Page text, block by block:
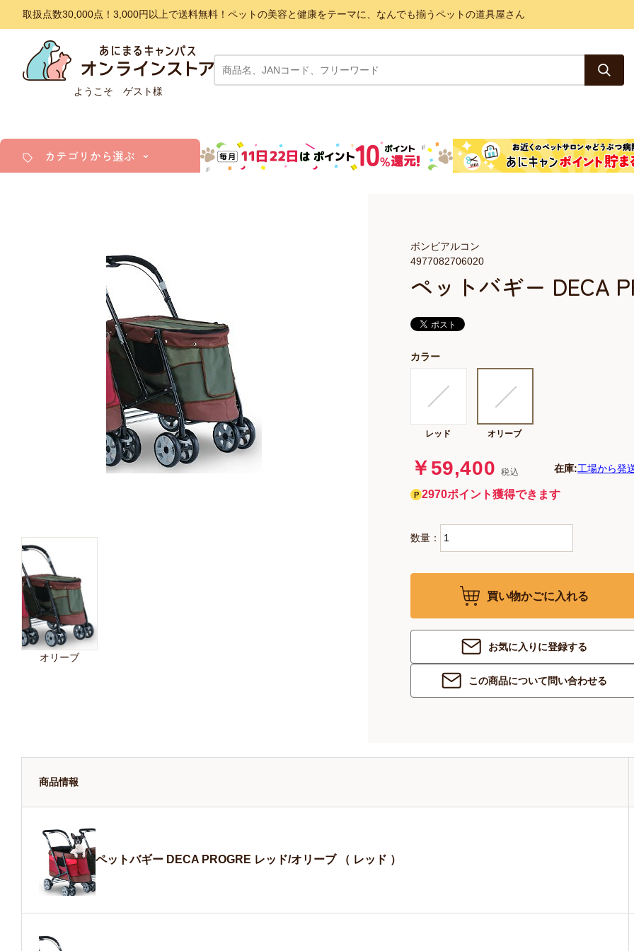
取扱点数30,000点！3,000円以上で送料無料！ペットの美容と健康をテーマに、なんでも揃うペットの道具屋さん
ようこそ ゲスト様
カテゴリから選ぶ
アクア・爬虫類・昆虫
キャットフード
美容・ケア用品
服・おさんぽ用品
日用品（デイリー）
シニアサポート
オリーブ
ペットバギー DECA
4977082706020
ボンビアルコン
カラー
レッド オリーブ
￥59,400 税込 在庫:工場から発
2970ポイント獲得できます
数量：
買い物かごに入れる
お気に入りに登録する
この商品について問い合わせる
商品情報
ペットバギー DECA PROGRE レッド/オリーブ （ レッド ）